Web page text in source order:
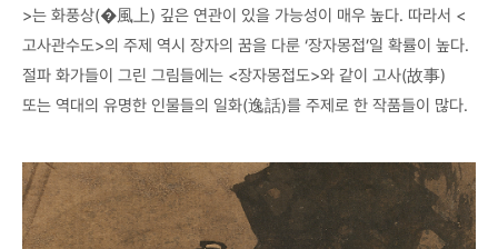
>는 화풍상(�風上) 깊은 연관이 있을 가능성이 매우 높다. 따라서 <
고사관수도>의 주제 역시 장자의 꿈을 다룬 ‘장자몽접’일 확률이 높다.
절파 화가들이 그린 그림들에는 <장자몽접도>와 같이 고사(故事)
또는 역대의 유명한 인물들의 일화(逸話)를 주제로 한 작품들이 많다.